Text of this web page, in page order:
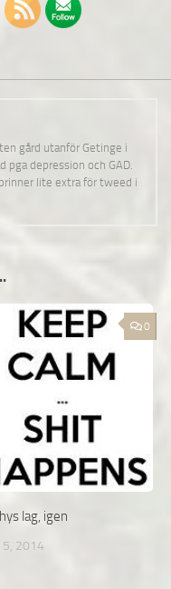
gård utanför Getinge i
pga depression och GAD.
lite extra för tweed i
0
lag, igen
5, 2014